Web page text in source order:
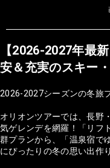
【2026-2027年最
安＆充実のスキー
2026-2027シーズンの冬旅
オリオンツアーでは、長野
気ゲレンデを網羅！「リフ
群プランから、「温泉宿で
にぴったりの冬の思い出作